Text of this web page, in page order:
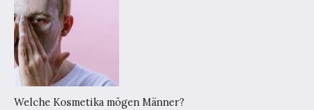
Welche Kosmetika mögen Männer?